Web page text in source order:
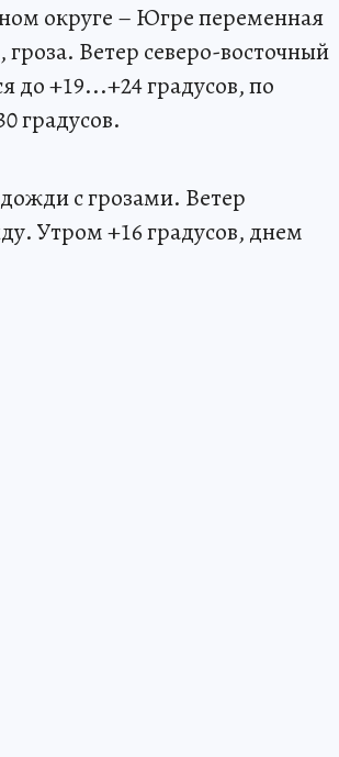
округе – Югре переменная
Ветер северо-восточный
до +19...+24 градусов, по
градусов.
с грозами. Ветер
Утром +16 градусов, днем